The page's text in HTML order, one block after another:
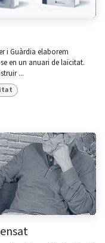
i Guàrdia elaborem
en un anuari de laïcitat.
...